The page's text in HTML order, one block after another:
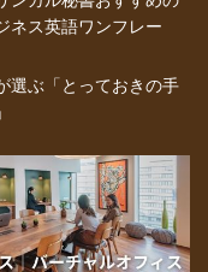
ネス英語ワンフレー
選ぶ「とっておきの手